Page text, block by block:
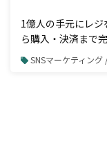
1億人の手元にレ
ら購入・決済まで
SNSマーケティング